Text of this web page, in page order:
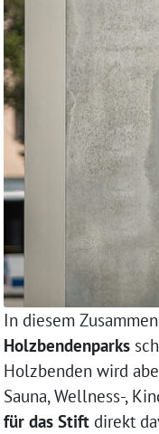
In diesem
Holzbendenparks
Holzbenden wird
Sauna, Wellness-,
für das Stift direkt